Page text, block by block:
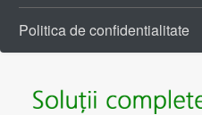
Politica de confidentialitate